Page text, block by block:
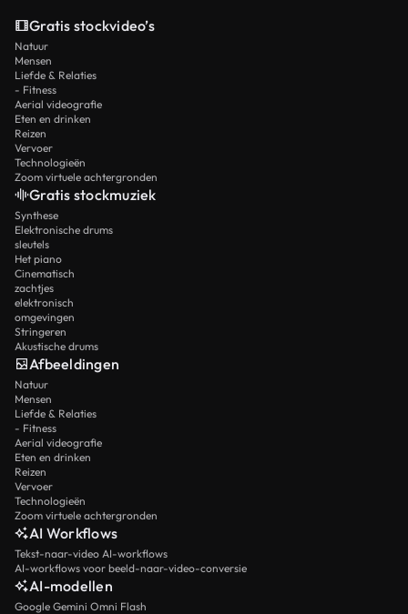
Gratis stockvideo’s
Natuur
Mensen
Liefde & Relaties
- Fitness
Aerial videografie
Eten en drinken
Reizen
Vervoer
Technologieën
Zoom virtuele achtergronden
Gratis stockmuziek
Synthese
Elektronische drums
sleutels
Het piano
Cinematisch
zachtjes
elektronisch
omgevingen
Stringeren
Akustische drums
Afbeeldingen
Natuur
Mensen
Liefde & Relaties
- Fitness
Aerial videografie
Eten en drinken
Reizen
Vervoer
Technologieën
Zoom virtuele achtergronden
AI Workflows
Tekst-naar-video AI-workflows
AI-workflows voor beeld-naar-video-conversie
AI-modellen
Google Gemini Omni Flash